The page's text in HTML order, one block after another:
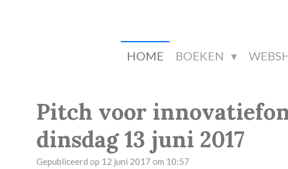
HOME BOEKEN
Pitch voor
dinsdag 13 juni 2017
Gepubliceerd op 12 juni 2017 om 10:57